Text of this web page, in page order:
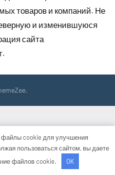
товаров и компаний. Не
и изменившуюся
сайта
файлы cookie для улучшения
пользоваться сайтом, вы даете
файлов cookie.
OK